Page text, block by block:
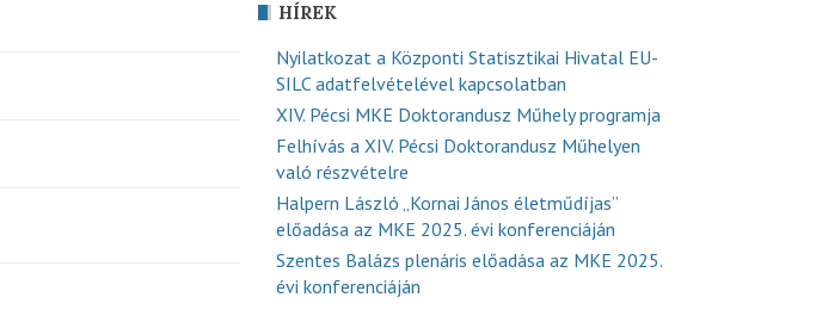
HÍREK
Nyilatkozat a Központi Statisztikai Hivatal EU-
SILC adatfelvételével kapcsolatban
XIV. Pécsi MKE Doktorandusz Műhely programja
Felhívás a XIV. Pécsi Doktorandusz Műhelyen
való részvételre
Halpern László „Kornai János életműdíjas”
előadása az MKE 2025. évi konferenciáján
Szentes Balázs plenáris előadása az MKE 2025.
évi konferenciáján